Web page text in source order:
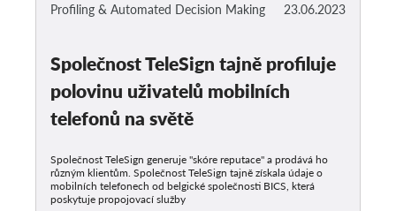
23.06.2023
Profiling & Automated Decision Making
Společnost TeleSign tajně profiluje
polovinu uživatelů mobilních
telefonů na světě
Společnost TeleSign generuje "skóre reputace" a prodává ho
různým klientům. Společnost TeleSign tajně získala údaje o
mobilních telefonech od belgické společnosti BICS, která
poskytuje propojovací služby